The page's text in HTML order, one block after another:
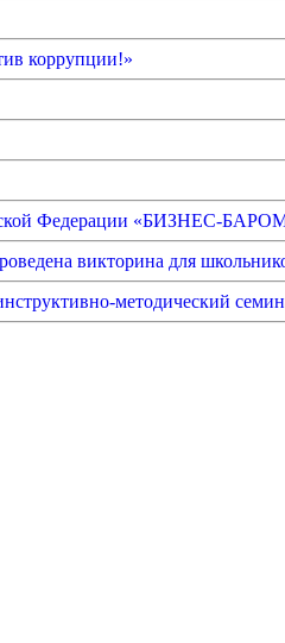
коррупции!»
Федерации «БИЗНЕС-
викторина для
методический